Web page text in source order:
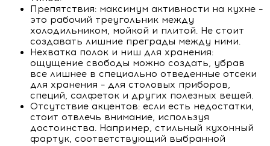
Препятствия: максимум активности на кухне –
это рабочий треугольник между
холодильником, мойкой и плитой. Не стоит
создавать лишние преграды между ними.
Нехватка полок и ниш для хранения:
ощущение свободы можно создать, убрав
все лишнее в специально отведенные отсеки
для хранения – для столовых приборов,
специй, салфеток и других полезных вещей.
Отсутствие акцентов: если есть недостатки,
стоит отвлечь внимание, используя
достоинства. Например, стильный кухонный
фартук, соответствующий выбранной